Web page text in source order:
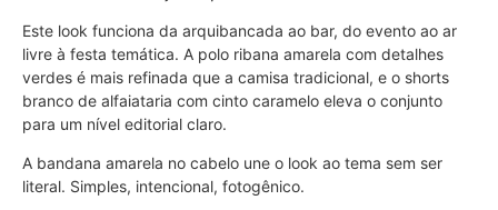
Este look funciona da arquibancada ao bar, do evento ao ar
livre à festa temática. A polo ribana amarela com detalhes
verdes é mais refinada que a camisa tradicional, e o shorts
branco de alfaiataria com cinto caramelo eleva o conjunto
para um nível editorial claro.
A bandana amarela no cabelo une o look ao tema sem ser
literal. Simples, intencional, fotogênico.